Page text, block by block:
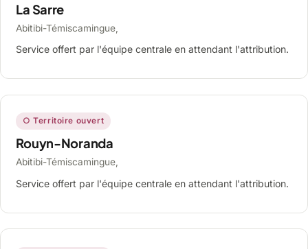
La Sarre
Abitibi-Témiscamingue,
Service offert par l'équipe centrale en attendant l'attribution.
○ Territoire ouvert
Rouyn-Noranda
Abitibi-Témiscamingue,
Service offert par l'équipe centrale en attendant l'attribution.